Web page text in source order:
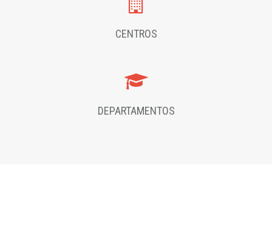
CENTROS
DEPARTAMENTOS